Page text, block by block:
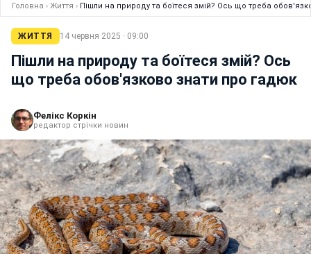
Головна › Життя › Пішли на природу та боїтеся змій? Ось що треба
ЖИТТЯ 14 червня 2025 · 09:00
Пішли на природу та боїтеся змій? Ось
що треба обов'язково знати про гадюк
Фелікс Коркін
редактор стрічки новин